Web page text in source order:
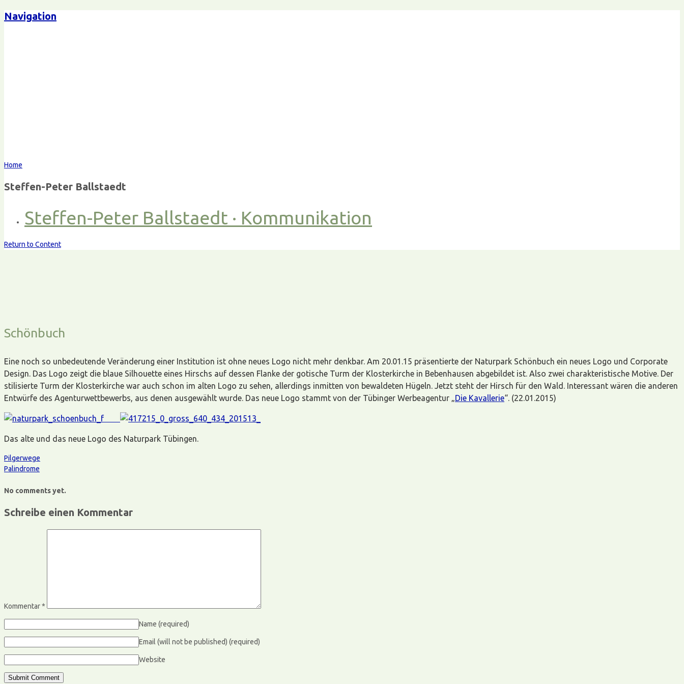
Navigation
Home
Steffen-Peter Ballstaedt
Steffen-Peter Ballstaedt · Kommunikation
Return to Content
Schönbuch
Eine noch so unbedeutende Veränderung einer Institution ist ohne neues Logo nicht mehr denkbar. Am 20.01.15 präsentierte der Naturpark Schönbuch ein neues Logo und Corporate
Design. Das Logo zeigt die blaue Silhouette eines Hirschs auf dessen Flanke der gotische Turm der Klosterkirche in Bebenhausen abgebildet ist. Also zwei charakteristische Motive. Der
stilisierte Turm der Klosterkirche war auch schon im alten Logo zu sehen, allerdings inmitten von bewaldeten Hügeln. Jetzt steht der Hirsch für den Wald. Interessant wären die anderen
Entwürfe des Agenturwettbewerbs, aus denen ausgewählt wurde. Das neue Logo stammt von der Tübinger Werbeagentur „Die Kavallerie“. (22.01.2015)
Das alte und das neue Logo des Naturpark Tübingen.
Pilgerwege
Palindrome
No comments yet.
Schreibe einen Kommentar
Kommentar*
Name (required)
Email (will not be published) (required)
Website